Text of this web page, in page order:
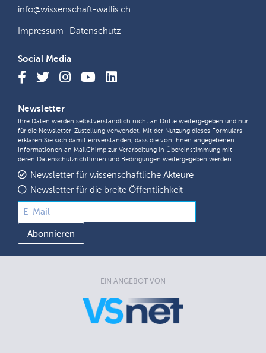
info@wissenschaft-wallis.ch
Impressum Datenschutz
Social Media
Newsletter
Ihre Daten werden selbstverständlich nicht an Dritte weitergegeben und nur
für die Newsletter-Zustellung verwendet. Mit der Nutzung dieses Formulars
erklären Sie sich damit einverstanden, dass die von Ihnen angegebenen
Informationen an MailChimp zur Verarbeitung in Übereinstimmung mit
deren Datenschutzrichtlinien und Bedingungen weitergegeben werden.
Newsletter für wissenschaftliche Akteure
Newsletter für die breite Öffentlichkeit
EIN ANGEBOT VON